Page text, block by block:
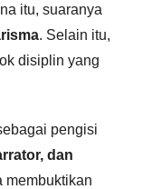
itu, suaranya
. Selain itu,
disiplin yang
pengisi
dan
membuktikan